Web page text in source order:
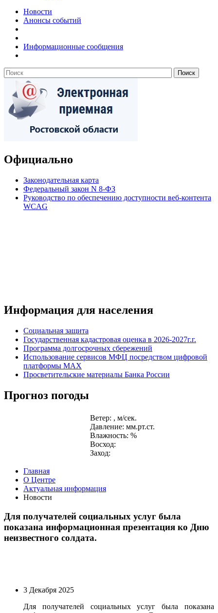
Новости
Анонсы событий
Информационные сообщения
Официально
Законодательная карта
Федеральный закон N 8-ФЗ
Руководство по обеспечению доступности веб-контента
WCAG
Информация для населения
Социальная защита
Государственная кадастровая оценка в 2026-2027г.г.
Программа долгосрочных сбережений
Использование сервисов МФЦ посредством цифровой
платформы MAX
Просветительские материалы Банка России
Прогноз погоды
Ветер: , м/сек.
Давление: мм.рт.ст.
Влажность: %
Восход:
Заход:
Главная
О Центре
Актуальная информация
Новости
Для получателей социальных услуг была
показана информационная презентация ко Дню
неизвестного солдата.
3 Декабря 2025
Для получателей социальных услуг была показана